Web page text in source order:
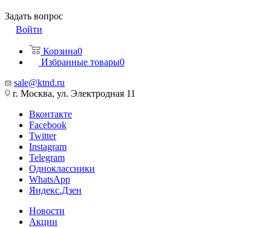
Задать вопрос
Войти
Корзина0
Избранные товары0
sale@ktnd.ru
г. Москва, ул. Электродная 11
Вконтакте
Facebook
Twitter
Instagram
Telegram
Одноклассники
WhatsApp
Яндекс.Дзен
Новости
Акции